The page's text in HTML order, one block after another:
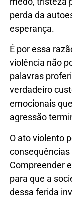
perda da
esperança.
É por essa
violência não
palavras
verdadeiro
emocionais
agressão
O ato violento
Compreender
para que a
dessa ferida